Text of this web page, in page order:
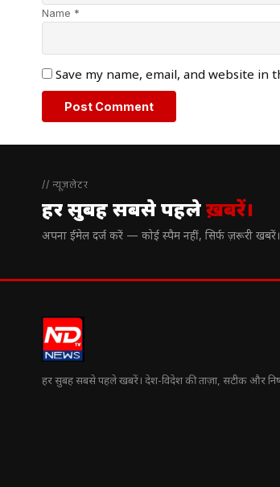
Name *
Save my name, email, and website
// न्यूज़लेटर
हर सुबह सबसे पहलेख़बरें।
अपना ईमेल दर्ज करें — कोई स्पैम नहीं, सिर्फ ज़रूरी खबरें।
हर सुबह सबसे पहले खबरें। देश-विदेश की ताज़ा, सटीक और